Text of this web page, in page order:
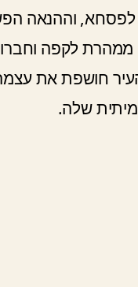
ממהרת לקפה
חושפת את
שלה.